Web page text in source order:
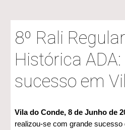
8º Rali
Histórica
sucesso em
Vila do Conde, 8 de Junho de
realizou-se com grande sucesso